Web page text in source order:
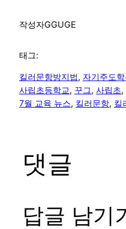
작성자GGUGE
태그:
킬러문항방지법, 자기주도
사립초등학교, 꾸그, 사립초,
7월 교육 뉴스, 킬러문항, 킬
댓글
답글 남기